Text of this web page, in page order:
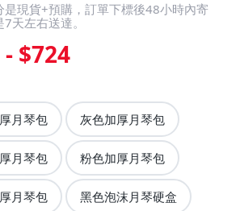
現貨+預購，訂單下標後48小時內寄
天左右送達。
$724
月琴包 灰色加厚月琴包
月琴包 粉色加厚月琴包
月琴包 黑色泡沫月琴硬盒